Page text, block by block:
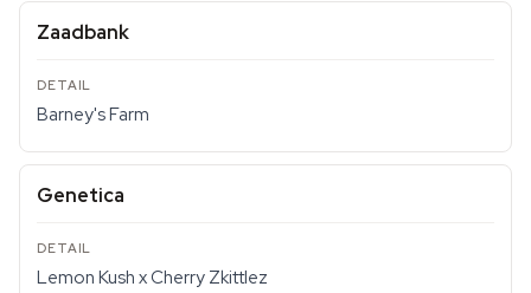
Zaadbank
Barney's Farm
Genetica
Lemon Kush x Cherry Zkittlez